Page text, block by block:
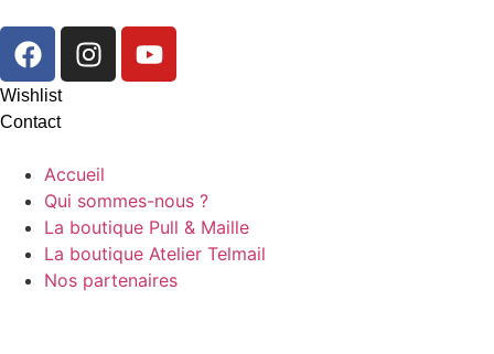
Wishlist
Contact
Accueil
Qui sommes-nous ?
La boutique Pull & Maille
La boutique Atelier Telmail
Nos partenaires